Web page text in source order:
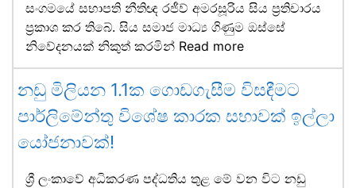
සංගමයේ සභාපති නීතිඥ රජීව් අමරසූරිය සිය ප්‍රතිචාරය
ප්‍රකාශ කර තිබේ. සිය සමාජ මාධ්‍ය ගිණුම ඔස්සේ
නිවේදනයක් නිකුත් කරමින් Read more
නඩු මිලියන 1.1ක ගොඩගැසීම විසඳීමට
පාර්ලිමේන්තු විශේෂ කාරක සභාවක් ඉල්ලා
යෝජනාවක්!
ශ්‍රී ලංකාවේ අධිකරණ පද්ධතිය තුළ මේ වන විට නඩු